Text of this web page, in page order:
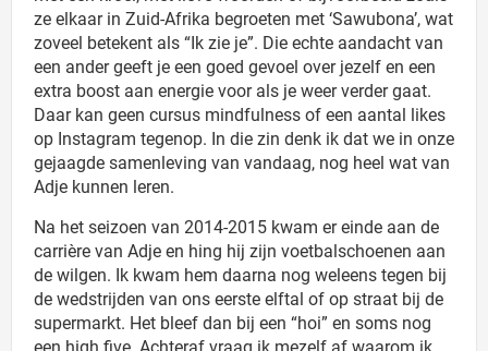
ze elkaar in Zuid-Afrika begroeten met ‘Sawubona’, wat
zoveel betekent als “Ik zie je”. Die echte aandacht van
een ander geeft je een goed gevoel over jezelf en een
extra boost aan energie voor als je weer verder gaat.
Daar kan geen cursus mindfulness of een aantal likes
op Instagram tegenop. In die zin denk ik dat we in onze
gejaagde samenleving van vandaag, nog heel wat van
Adje kunnen leren.
Na het seizoen van 2014-2015 kwam er einde aan de
carrière van Adje en hing hij zijn voetbalschoenen aan
de wilgen. Ik kwam hem daarna nog weleens tegen bij
de wedstrijden van ons eerste elftal of op straat bij de
supermarkt. Het bleef dan bij een “hoi” en soms nog